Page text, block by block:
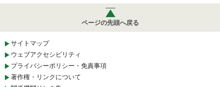
ページの先頭へ戻る
サイトマップ
ウェブアクセシビリティ
プライバシーポリシー・免責事項
著作権・リンクについて